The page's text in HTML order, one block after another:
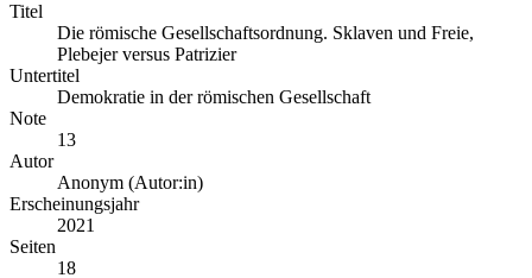
Titel
Die römische Gesellschaftsordnung. Sklaven und Freie,
Plebejer versus Patrizier
Untertitel
Demokratie in der römischen Gesellschaft
Note
13
Autor
Anonym (Autor:in)
Erscheinungsjahr
2021
Seiten
18